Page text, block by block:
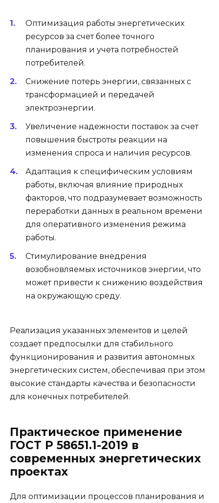
Оптимизация работы энергетических
ресурсов за счет более точного
планирования и учета потребностей
потребителей.
Снижение потерь энергии, связанных с
трансформацией и передачей
электроэнергии.
Увеличение надежности поставок за счет
повышения быстроты реакции на
изменения спроса и наличия ресурсов.
Адаптация к специфическим условиям
работы, включая влияние природных
факторов, что подразумевает возможность
переработки данных в реальном времени
для оперативного изменения режима
работы.
Стимулирование внедрения
возобновляемых источников энергии, что
может привести к снижению воздействия
на окружающую среду.
Реализация указанных элементов и целей
создает предпосылки для стабильного
функционирования и развития автономных
энергетических систем, обеспечивая при этом
высокие стандарты качества и безопасности
для конечных потребителей.
Практическое применение
ГОСТ Р 58651.1-2019 в
современных энергетических
проектах
Для оптимизации процессов планирования и